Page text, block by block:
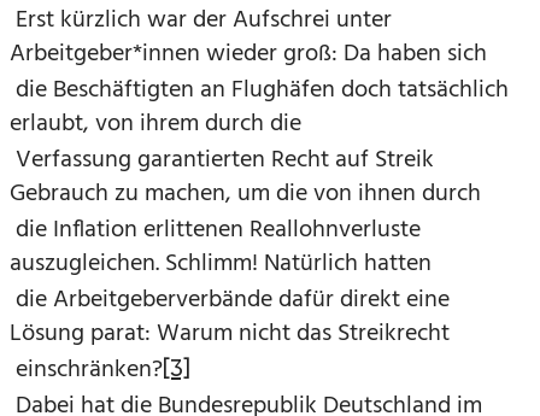
Erst kürzlich war der Aufschrei unter
Arbeitgeber*innen wieder groß: Da haben sich
die Beschäftigten an Flughäfen doch tatsächlich
erlaubt, von ihrem durch die
Verfassung garantierten Recht auf Streik
Gebrauch zu machen, um die von ihnen durch
die Inflation erlittenen Reallohnverluste
auszugleichen. Schlimm! Natürlich hatten
die Arbeitgeberverbände dafür direkt eine
Lösung parat: Warum nicht das Streikrecht
einschränken?[3]
Dabei hat die Bundesrepublik Deutschland im